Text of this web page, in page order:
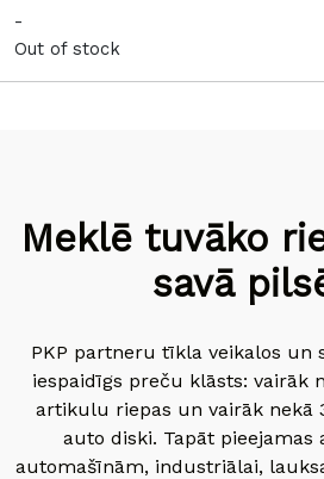
-
Out of stock
Meklē tuvāko
savā
PKP partneru tīkla veikalos un
iespaidīgs preču klāsts: vairāk
artikulu riepas un vairāk nekā
auto diski. Tapāt pieejamas
automašīnām, industriālai,